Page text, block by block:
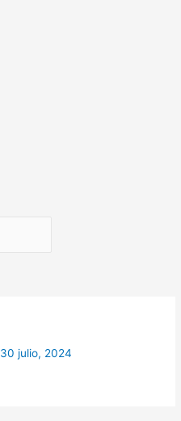
30 julio, 2024